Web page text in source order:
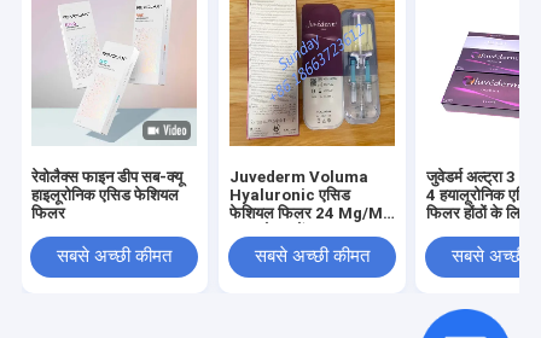
रेवोलैक्स फाइन डीप सब-क्यू
हाइलूरोनिक एसिड फेशियल
फिलर
सबसे अच्छी कीमत
Juvederm Voluma
Hyaluronic एसिड
फेशियल फिलर 24 Mg/Ml
सबसे अच्छी कीमत
जुवेडर्म अल्ट्रा 3
4 हयालूरोनिक
फिलर होंठों के लिए
सबसे अच्छी